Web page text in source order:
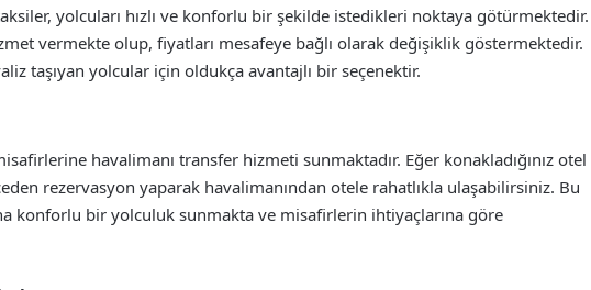
yolcuları hızlı ve konforlu bir şekilde istedikleri noktaya götürmektedir.
vermekte olup, fiyatları mesafeye bağlı olarak değişiklik göstermektedir.
taşıyan yolcular için oldukça avantajlı bir seçenektir.
havalimanı transfer hizmeti sunmaktadır. Eğer konakladığınız otel
rezervasyon yaparak havalimanından otele rahatlıkla ulaşabilirsiniz. Bu
konforlu bir yolculuk sunmakta ve misafirlerin ihtiyaçlarına göre